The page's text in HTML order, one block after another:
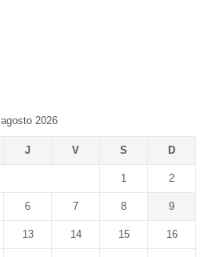
agosto 2026
J V S D
1 2
6 7 8 9
13 14 15 16